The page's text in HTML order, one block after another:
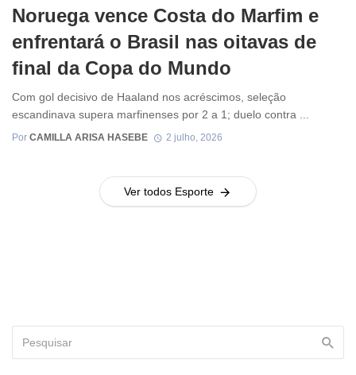
Noruega vence Costa do Marfim e
enfrentará o Brasil nas oitavas de
final da Copa do Mundo
Com gol decisivo de Haaland nos acréscimos, seleção
escandinava supera marfinenses por 2 a 1; duelo contra ...
Por CAMILLA ARISA HASEBE 2 julho, 2026
Ver todos Esporte